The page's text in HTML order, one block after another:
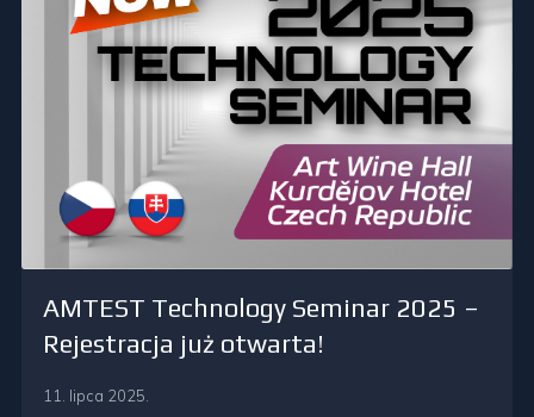
AMTEST Technology Seminar 2025 –
Rejestracja już otwarta!
11. lipca 2025.